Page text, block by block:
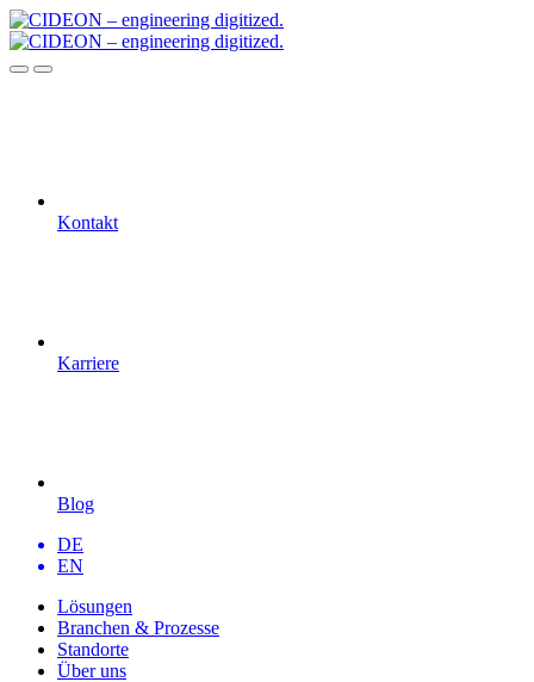
Kontakt
Karriere
Blog
DE
EN
Lösungen
Branchen & Prozesse
Standorte
Über uns